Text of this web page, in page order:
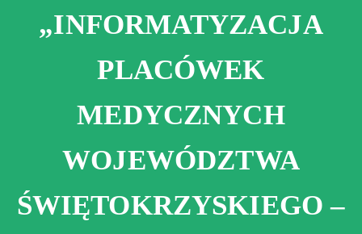
„INFORMATYZACJA
PLACÓWEK
MEDYCZNYCH
WOJEWÓDZTWA
ŚWIĘTOKRZYSKIEGO –